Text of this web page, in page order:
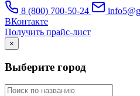
8 (800) 700-50-24
ВКонтакте
Получить прайс-лист
×
Выберите город